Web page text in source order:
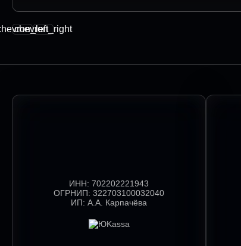
chevron_right
ИНН: 702202221943
ОГРНИП: 322703100032040
ИП: А.А. Карпачёва